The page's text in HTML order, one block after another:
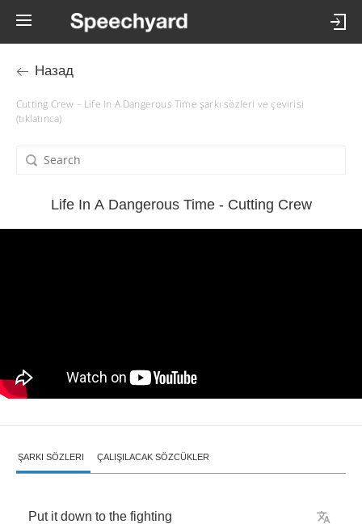
Назад
Cutting Crew – Life In A Dangerous Time şarkı sözleri ve çevirisi
(tıklatınca)
Life In A Dangerous Time - Cutting Crew
ŞARKI SÖZLERI ÇALIŞILACAK SÖZCÜKLER
Put it down to the fighting